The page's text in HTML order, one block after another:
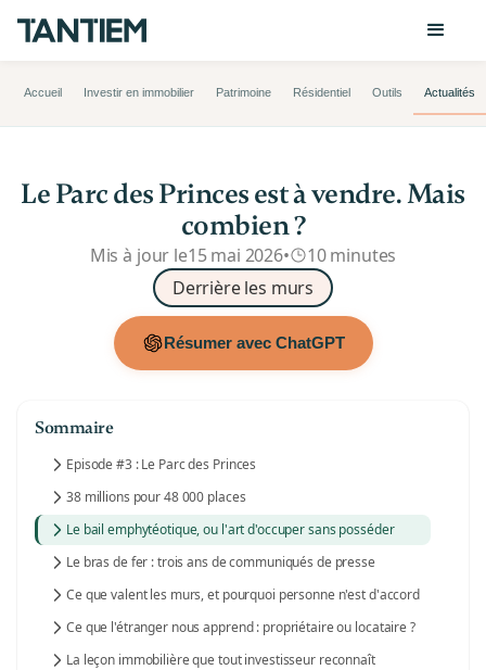
Accueil Investir en immobilier Patrimoine Résidentiel Outils Actualités
Le Parc des Princes est à vendre. Mais
combien ?
Mis à jour le15 mai 2026•
10 minutes
Derrière les murs
Résumer avec ChatGPT
Sommaire
Episode #3 : Le Parc des Princes
38 millions pour 48 000 places
Le bail emphytéotique, ou l'art d'occuper sans posséder
Le bras de fer : trois ans de communiqués de presse
Ce que valent les murs, et pourquoi personne n'est d'accord
Ce que l'étranger nous apprend : propriétaire ou locataire ?
La leçon immobilière que tout investisseur reconnaît